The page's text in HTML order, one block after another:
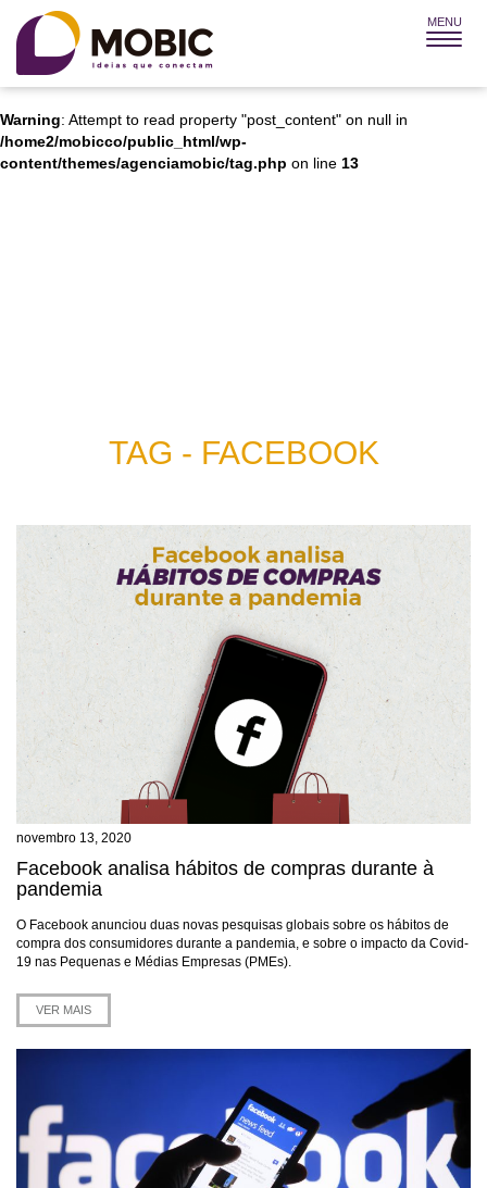
MENU
Warning
: Attempt to read property "post_title" on null in
/home2/mobicco/public_html/wp-
content/themes/agenciamobic/tag.php
Warning: Attempt to read property "post_content" on null in
/home2/mobicco/public_html/wp-
content/themes/agenciamobic/tag.php on line 13
TAG - FACEBOOK
novembro 13, 2020
Facebook analisa hábitos de compras durante à
pandemia
O Facebook anunciou duas novas pesquisas globais sobre os hábitos de
compra dos consumidores durante a pandemia, e sobre o impacto da Covid-
19 nas Pequenas e Médias Empresas (PMEs).
VER MAIS